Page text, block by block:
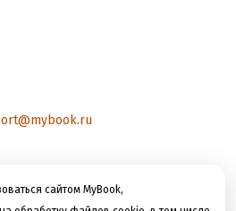
сайтом MyBook,